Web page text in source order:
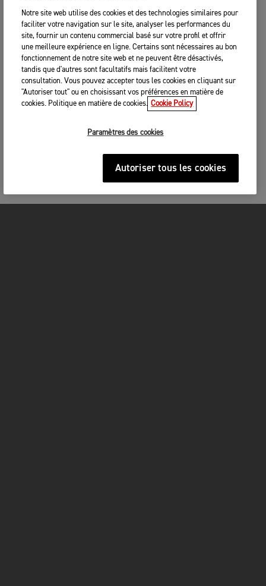
Notre site web utilise des cookies et des technologies similaires pour
faciliter votre navigation sur le site, analyser les performances du
site, fournir un contenu commercial basé sur votre profil et offrir
une meilleure expérience en ligne. Certains sont nécessaires au bon
fonctionnement de notre site web et ne peuvent être désactivés,
tandis que d'autres sont facultatifs mais facilitent votre
consultation. Vous pouvez accepter tous les cookies en cliquant sur
"Autoriser tout" ou en choisissant vos préférences en matière de
cookies. Politique en matière de cookies. Cookie Policy
Paramètres des cookies
Autoriser tous les cookies